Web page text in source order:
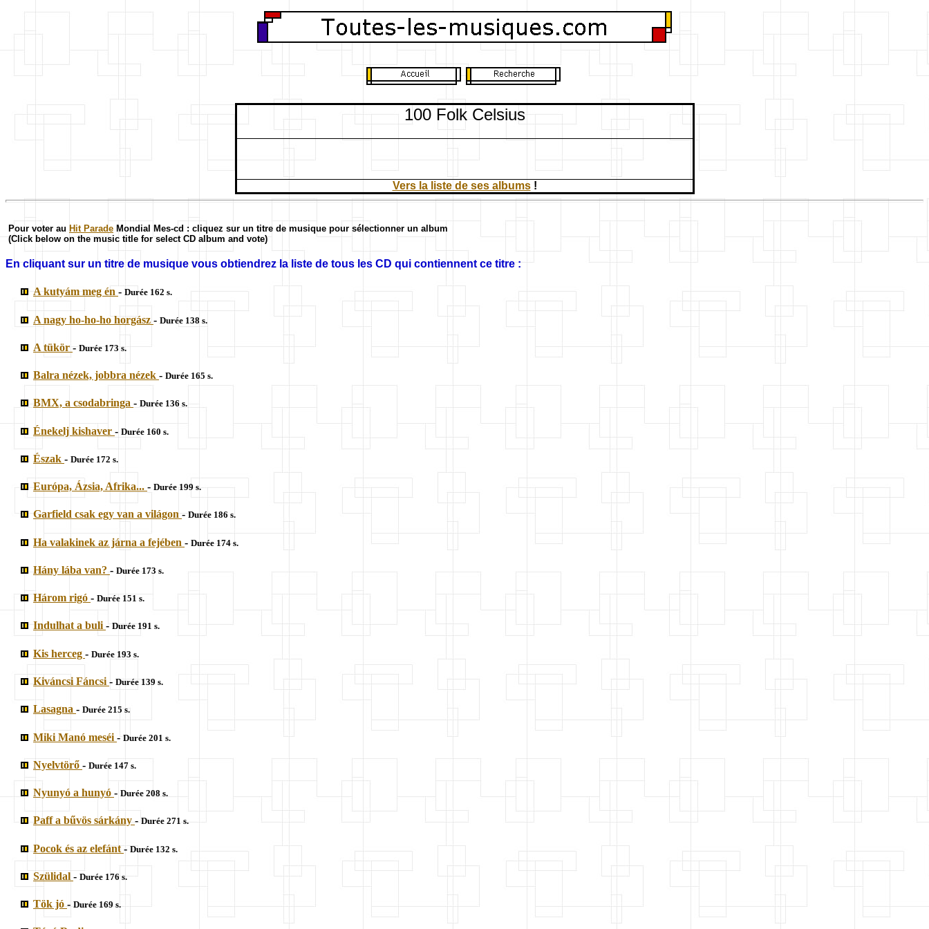
100 Folk Celsius
Vers la liste de ses albums!
Pour voter au Hit Parade Mondial Mes-cd : cliquez sur un titre de musique pour sélectionner un album
(Click below on the music title for select CD album and vote)
En cliquant sur un titre de musique vous obtiendrez la liste de tous les CD qui contiennent ce titre :
A kutyám meg én - Durée 162 s.
A nagy ho-ho-ho horgász - Durée 138 s.
A tükör - Durée 173 s.
Balra nézek, jobbra nézek - Durée 165 s.
BMX, a csodabringa - Durée 136 s.
Énekelj kishaver - Durée 160 s.
Észak - Durée 172 s.
Európa, Ázsia, Afrika... - Durée 199 s.
Garfield csak egy van a világon - Durée 186 s.
Ha valakinek az járna a fejében - Durée 174 s.
Hány lába van? - Durée 173 s.
Három rigó - Durée 151 s.
Indulhat a buli- Durée 191 s.
Kis herceg - Durée 193 s.
Kiváncsi Fáncsi - Durée 139 s.
Lasagna - Durée 215 s.
Miki Manó meséi - Durée 201 s.
Nyelvtörő - Durée 147 s.
Nyunyó a hunyó - Durée 208 s.
Paff a bűvös sárkány - Durée 271 s.
Pocok és az elefánt - Durée 132 s.
Szülidal - Durée 176 s.
Tök jó - Durée 169 s.